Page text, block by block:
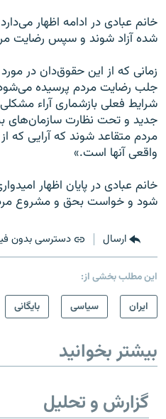
خانم عبادی در ادامه اظهار
شده آزاد شوند و سپس رضايت
زمانی که از اين حقوق‌دان در
جلب رضايت مردم پرسيده
شرايط فعلی بازشماری آراء
جديد و تحت نظارت سازمان‌های
مردم متقاعد شوند که آرايی که
واقعی آنها است.»
خانم عبادی در پايان اظهار
شود و خواست بحق و مشروع
ارسال دسترسی بدون
این مطلب بخشی از:
ايران
سیاسی بایگانی
بیشتر بخوانید
گزارش و تحلیل